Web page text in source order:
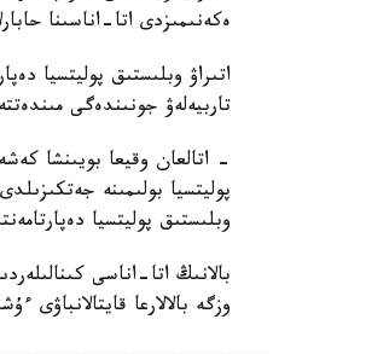
ەكەنىمىزدى اتا-اناسىنا
اتىراۋ وبلىستىق پوليتسيا
تاربيەلەۋ جونىندەگى
- اتالعان وقيعا بويىنشا
پوليتسيا بولىمىنە
وبلىستىق پوليتسيا
بالانىڭ اتا-اناسى
وزگە بالالارعا